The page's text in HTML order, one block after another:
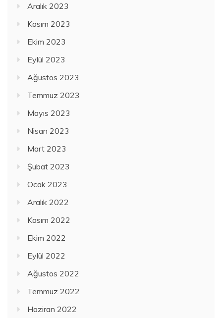
Aralık 2023
Kasım 2023
Ekim 2023
Eylül 2023
Ağustos 2023
Temmuz 2023
Mayıs 2023
Nisan 2023
Mart 2023
Şubat 2023
Ocak 2023
Aralık 2022
Kasım 2022
Ekim 2022
Eylül 2022
Ağustos 2022
Temmuz 2022
Haziran 2022